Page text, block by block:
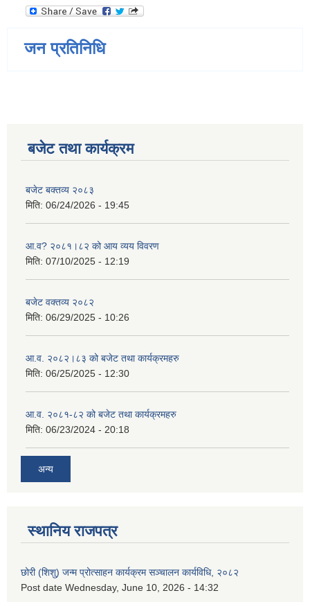
जन प्रतिनिधि
बजेट तथा कार्यक्रम
बजेट बक्तव्य २०८३
मिति: 06/24/2026 - 19:45
आ.व? २०८१।८२ को आय व्यय विवरण
मिति: 07/10/2025 - 12:19
बजेट वक्तव्य २०८२
मिति: 06/29/2025 - 10:26
आ.व. २०८२।८३ को बजेट तथा कार्यक्रमहरु
मिति: 06/25/2025 - 12:30
आ.व. २०८१-८२ को बजेट तथा कार्यक्रमहरु
मिति: 06/23/2024 - 20:18
अन्य
स्थानिय राजपत्र
छोरी (शिशु) जन्म प्रोत्साहन कार्यक्रम सञ्चालन कार्यविधि, २०८२
Post date Wednesday, June 10, 2026 - 14:32